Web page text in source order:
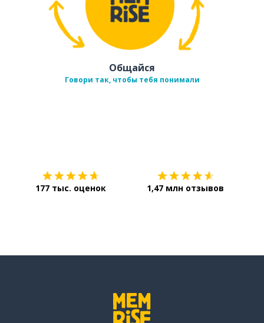
Общайся
Говори так, чтобы тебя понимали
177 тыс. оценок 1,47 млн отзывов